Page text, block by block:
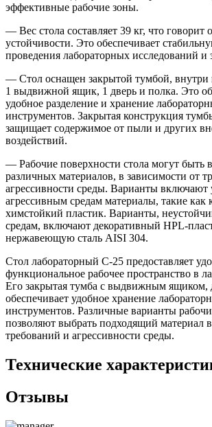
эффективные рабочие зоны.
— Вес стола составляет 39 кг, что говорит
устойчивости. Это обеспечивает
проведения лабораторных исследований и
— Стол оснащен закрытой тумбой, внутри
1 выдвижной ящик, 1 дверь и полка. Это
удобное разделение и хранение
инструментов. Закрытая конструкция
защищает содержимое от пыли и других
воздействий.
— Рабочие поверхности стола могут быть
различных материалов, в зависимости от
агрессивности среды. Варианты включают
агрессивным средам материалы, такие как
химстойкий пластик. Варианты,
средам, включают декоративный HPL-
нержавеющую сталь AISI 304.
Стол лабораторный С-25 предоставляет
функциональное рабочее пространство в
Его закрытая тумба с выдвижным ящиком,
обеспечивает удобное хранение
инструментов. Различные варианты
позволяют выбрать подходящий материал
требований и агрессивности среды.
Технические
Отзывы